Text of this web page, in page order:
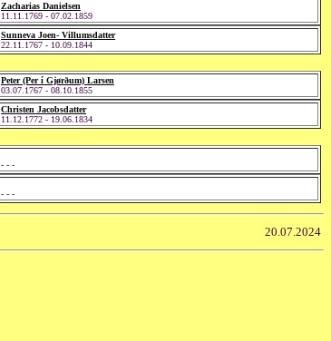
Zacharias Danielsen
11.11.1769 - 07.02.1859
Sunneva Joen- Villumsdatter
22.11.1767 - 10.09.1844
Peter (Per í Gjørðum) Larsen
03.07.1767 - 08.10.1855
Christen Jacobsdatter
11.12.1772 - 19.06.1834
- - -
- - -
20.07.2024